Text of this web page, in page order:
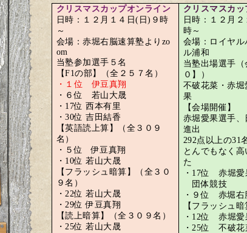
クリスマスカップオンライン
日時：１２月１４日( 日) ９時
～
会場：赤堀右脳速算塾より zo
om
当塾参加選手５名
【F1の部】（全２５７名）
・１位 伊豆真翔
・６位 若山大晟
・ 17位 西本有里
・30位 吉田結香
【英語読上算】（全３０９
名）
・５位
伊豆真翔
・ 10位 若山大晟
【フラッシュ暗算】（全３０
９名）
・22位 若山大晟
・29位 伊豆真翔
【読上暗算】（全３０９名）
・25位 若山大晟
クリスマスカ
日時：１２月２
時～
会場：ロイヤル
ル浦和
当塾出場選手
０】）
不破花菜・赤
果
【会場開催】
赤堀愛果選手
進出
292点以上の31
とんでもなく
た
・ 17位 赤堀愛
団体競技
・９位 赤堀右
【フラッシュ暗
・ 12位 赤堀愛
・25位 不破花